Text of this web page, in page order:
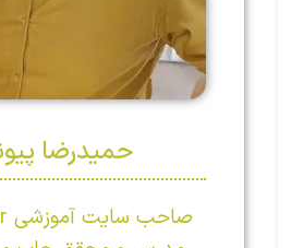
حمیدرضا
صاحب سایت آموزشی PrintMAG.ir